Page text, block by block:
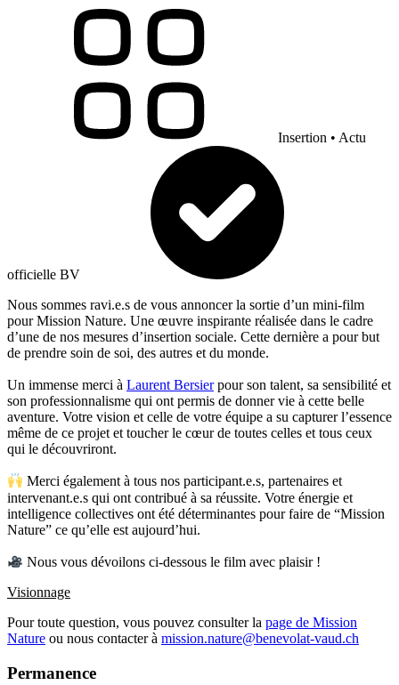
Insertion • Actu
officielle BV
Nous sommes ravi.e.s de vous annoncer la sortie d’un mini-film
pour Mission Nature. Une œuvre inspirante réalisée dans le cadre
d’une de nos mesures d’insertion sociale. Cette dernière a pour but
de prendre soin de soi, des autres et du monde.
Un immense merci à Laurent Bersierpour son talent, sa sensibilité et
son professionnalisme qui ont permis de donner vie à cette belle
aventure. Votre vision et celle de votre équipe a su capturer l’essence
même de ce projet et toucher le cœur de toutes celles et tous ceux
qui le découvriront.
Merci également à tous nos participant.e.s, partenaires et
intervenant.e.s qui ont contribué à sa réussite. Votre énergie et
intelligence collectives ont été déterminantes pour faire de “Mission
Nature” ce qu’elle est aujourd’hui.
Nous vous dévoilons ci-dessous le film avec plaisir !
Visionnage
Pour toute question, vous pouvez consulter la page de Mission
Nature ou nous contacter à mission.nature@benevolat-vaud.ch
Permanence